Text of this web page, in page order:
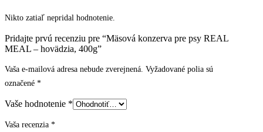
Nikto zatiaľ nepridal hodnotenie.
Pridajte prvú recenziu pre “Mäsová konzerva pre psy REAL
MEAL – hovädzia, 400g”
Vaša e-mailová adresa nebude zverejnená. Vyžadované polia sú
označené *
Vaše hodnotenie *
Vaša recenzia *